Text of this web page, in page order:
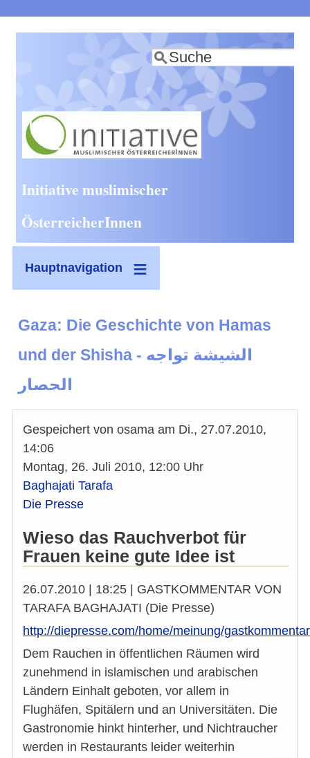
zum
Inhalt
Suche
Initiative muslimischer
ÖsterreicherInnen
Hauptnavigation
Gaza: Die Geschichte von Hamas
und der Shisha - الشيشة تواجه
الحصار
Gespeichert von osama am Di., 27.07.2010,
14:06
Montag, 26. Juli 2010, 12:00 Uhr
Baghajati Tarafa
Die Presse
Wieso das Rauchverbot für
Frauen keine gute Idee ist
26.07.2010 | 18:25 | GASTKOMMENTAR VON
TARAFA BAGHAJATI (Die Presse)
http://diepresse.com/home/meinung/
Dem Rauchen in öffentlichen Räumen wird
zunehmend in islamischen und arabischen
Ländern Einhalt geboten, vor allem in
Flughäfen, Spitälern und an Universitäten. Die
Gastronomie hinkt hinterher, und Nichtraucher
werden in Restaurants leider weiterhin